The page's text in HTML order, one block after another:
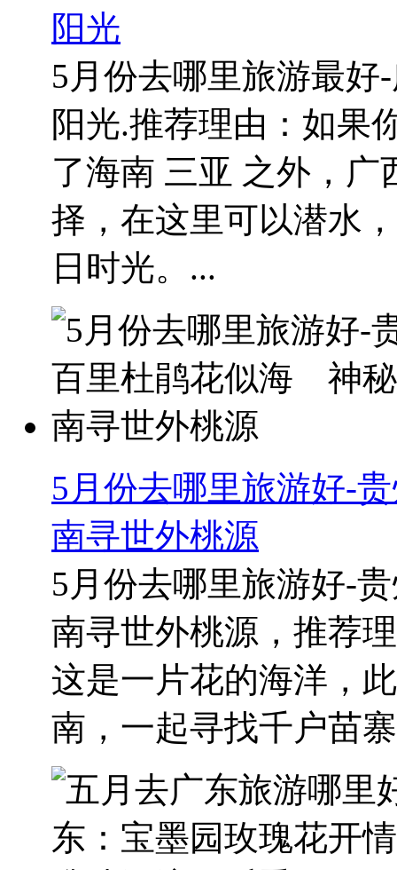
阳光
5月份去哪里旅游最好
阳光.推荐理由：如果
了海南 三亚 之外，
择，在这里可以潜水
日时光。...
5月份去哪里旅游好-
南寻世外桃源
5月份去哪里旅游好-
南寻世外桃源，推荐
这是一片花的海洋，
南，一起寻找千户苗